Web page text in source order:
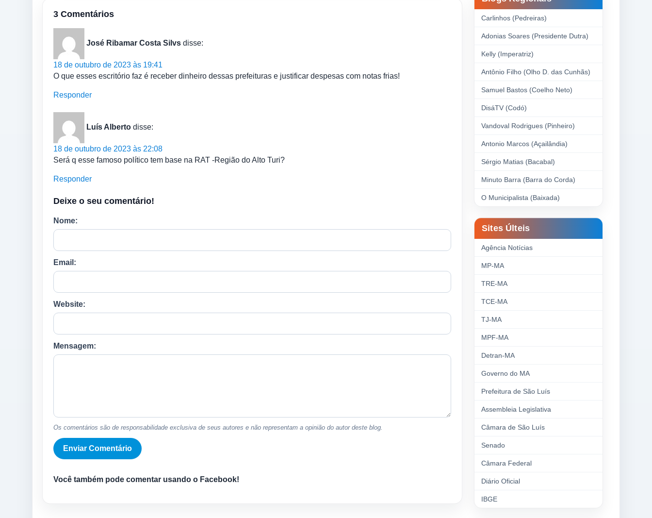
3 Comentários
José Ribamar Costa Silvs disse:
18 de outubro de 2023 às 19:41
O que esses escritório faz é receber dinheiro dessas prefeituras e justificar despesas com notas frias!
Responder
Luís Alberto disse:
18 de outubro de 2023 às 22:08
Será q esse famoso político tem base na RAT -Região do Alto Turi?
Responder
Deixe o seu comentário!
Nome:
Email:
Website:
Mensagem:
Os comentários são de responsabilidade exclusiva de seus autores e não representam a opinião do autor deste blog.
Você também pode comentar usando o Facebook!
Carlinhos (Pedreiras)
Adonias Soares (Presidente Dutra)
Kelly (Imperatriz)
Antônio Filho (Olho D. das Cunhãs)
Samuel Bastos (Coelho Neto)
DisáTV (Codó)
Vandoval Rodrigues (Pinheiro)
Antonio Marcos (Açailândia)
Sérgio Matias (Bacabal)
Minuto Barra (Barra do Corda)
O Municipalista (Baixada)
Sites Últeis
Agência Notícias
MP-MA
TRE-MA
TCE-MA
TJ-MA
MPF-MA
Detran-MA
Governo do MA
Prefeitura de São Luís
Assembleia Legislativa
Câmara de São Luís
Senado
Câmara Federal
Diário Oficial
IBGE